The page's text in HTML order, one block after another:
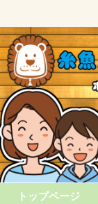
トップページ